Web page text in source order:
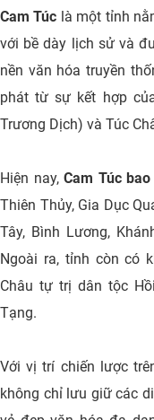
Cam Túc là một tỉnh
với bề dày lịch sử và
nền văn hóa truyền
phát từ sự kết hợp
Trương Dịch) và Túc
Hiện nay,Cam Túc
Thiên Thủy, Gia Dục
Tây, Bình Lương,
Ngoài ra, tỉnh còn có
Châu tự trị dân tộc
Tạng.
Với vị trí chiến lược
không chỉ lưu giữ các